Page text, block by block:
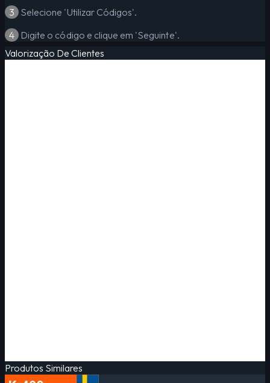
3 Selecione 'Utilizar Códigos'.
4 Digite o código e clique em 'Seguinte'.
Valorização De Clientes
Produtos Similares